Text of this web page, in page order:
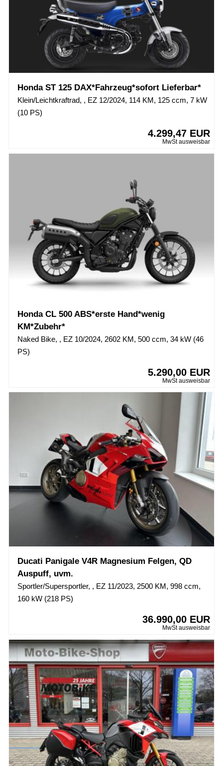
Honda ST 125 DAX*Fahrzeug*sofort Lieferbar*
Klein/Leichtkraftrad, , EZ 12/2024, 114 KM, 125 ccm, 7 kW
(10 PS)
4.299,47 EUR
MwSt ausweisbar
Honda CL 500 ABS*erste Hand*wenig
KM*Zubehr*
Naked Bike, , EZ 10/2024, 2602 KM, 500 ccm, 34 kW (46
PS)
5.290,00 EUR
MwSt ausweisbar
Ducati Panigale V4R Magnesium Felgen, QD
Auspuff, uvm.
Sportler/Supersportler, , EZ 11/2023, 2500 KM, 998 ccm,
160 kW (218 PS)
36.990,00 EUR
MwSt ausweisbar